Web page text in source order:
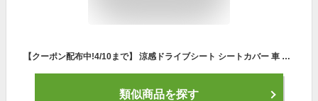
【クーポン配布中!4/10まで】 涼感ドライブシート シートカバー 車 ドライブシート 冷感 涼感 冷たい ひんやり メッシュ 冷感シートカバー 冷感ドライブシート シート カバー 夏 涼しい 節電 冷感素材 クール さらさら ポケット ポケット付き
類似商品を探す